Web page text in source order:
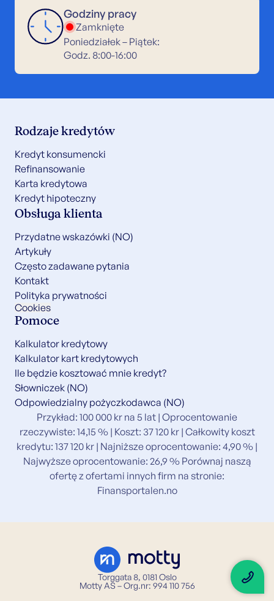
Godziny pracy
Zamknięte
Poniedziałek – Piątek:
Godz. 8:00-16:00
Rodzaje kredytów
Kredyt konsumencki
Refinansowanie
Karta kredytowa
Kredyt hipoteczny
Obsługa klienta
Przydatne wskazówki (NO)
Artykuły
Często zadawane pytania
Kontakt
Polityka prywatności
Cookies
Pomoce
Kalkulator kredytowy
Kalkulator kart kredytowych
Ile będzie kosztować mnie kredyt?
Słowniczek (NO)
Odpowiedzialny pożyczkodawca (NO)
Przykład: 100 000 kr na 5 lat | Oprocentowanie
rzeczywiste: 14,15 % | Koszt: 37 120 kr | Całkowity koszt
kredytu: 137 120 kr | Najniższe oprocentowanie: 4,90 % |
Najwyższe oprocentowanie: 26,9 % Porównaj naszą
ofertę z ofertami innych firm na stronie:
Finansportalen.no
Torggata 8, 0181 Oslo
Motty AS – Org.nr: 994 110 756